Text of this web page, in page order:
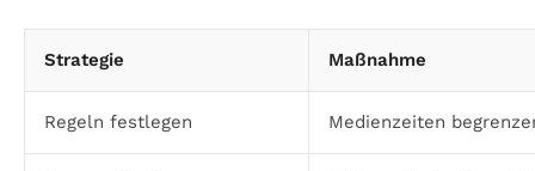
Strategie Maßnahme
Regeln festlegen Medienzeiten